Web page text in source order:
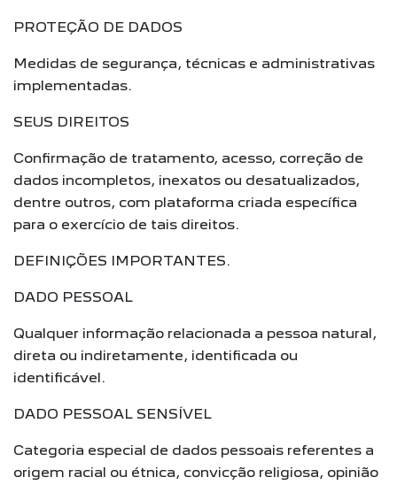
PROTEÇÃO DE DADOS
Medidas de segurança, técnicas e administrativas
implementadas.
SEUS DIREITOS
Confirmação de tratamento, acesso, correção de
dados incompletos, inexatos ou desatualizados,
dentre outros, com plataforma criada específica
para o exercício de tais direitos.
DEFINIÇÕES IMPORTANTES.
DADO PESSOAL
Qualquer informação relacionada a pessoa natural,
direta ou indiretamente, identificada ou
identificável.
DADO PESSOAL SENSÍVEL
Categoria especial de dados pessoais referentes a
origem racial ou étnica, convicção religiosa, opinião